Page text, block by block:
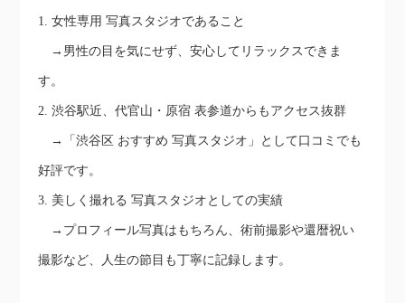
1. 女性専用 写真スタジオであること
→男性の目を気にせず、安心してリラックスできま
す。
2. 渋谷駅近、代官山・原宿 表参道からもアクセス抜群
→「渋谷区 おすすめ 写真スタジオ」として口コミでも
好評です。
3. 美しく撮れる 写真スタジオとしての実績
→プロフィール写真はもちろん、術前撮影や還暦祝い
撮影など、人生の節目も丁寧に記録します。